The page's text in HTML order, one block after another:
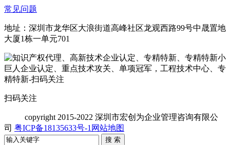
常见问题
地址：深圳市龙华区大浪街道高峰社区龙观西路99号中晟置地
大厦1栋一单元701
扫码关注
copyright2015-2022 深圳市宏创为企业管理咨询有限公
司 粤ICP备18135633号-1网站地图